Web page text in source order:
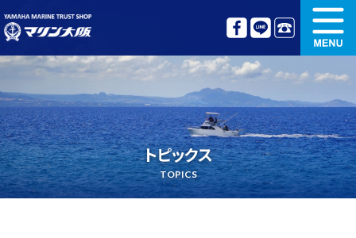
中古艇情報
オリジナル艤装 ボート免許講習
更新講習 クルージング情報
トピックス
TOPICS